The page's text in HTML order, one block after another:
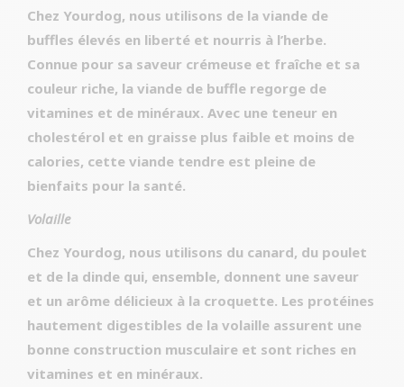
Chez Yourdog, nous utilisons de la viande de
buffles élevés en liberté et nourris à l’herbe.
Connue pour sa saveur crémeuse et fraîche et sa
couleur riche, la viande de buffle regorge de
vitamines et de minéraux. Avec une teneur en
cholestérol et en graisse plus faible et moins de
calories, cette viande tendre est pleine de
bienfaits pour la santé.
Volaille
Chez Yourdog, nous utilisons du canard, du poulet
et de la dinde qui, ensemble, donnent une saveur
et un arôme délicieux à la croquette. Les protéines
hautement digestibles de la volaille assurent une
bonne construction musculaire et sont riches en
vitamines et en minéraux.